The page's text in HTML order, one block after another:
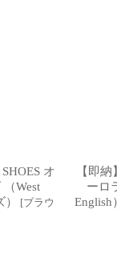
オ
West
[ブラウ
【即
ーロ
English